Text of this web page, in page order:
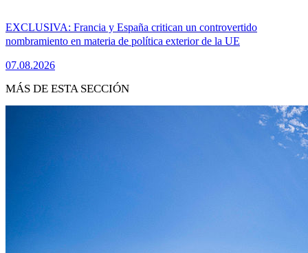
EXCLUSIVA: Francia y España critican un controvertido
nombramiento en materia de política exterior de la UE
07.08.2026
MÁS DE ESTA SECCIÓN